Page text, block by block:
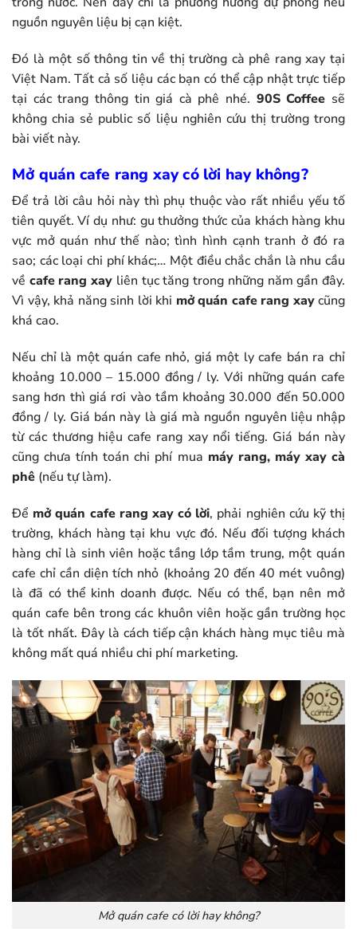
nguồn nguyên liệu bị cạn kiệt.
Đó là một số thông tin về thị trường cà phê rang xay tại
Việt Nam. Tất cả số liệu các bạn có thể cập nhật trực tiếp
tại các trang thông tin giá cà phê nhé. 90S Coffee sẽ
không chia sẻ public số liệu nghiên cứu thị trường trong
bài viết này.
Mở quán cafe rang xay có lời hay không?
Để trả lời câu hỏi này thì phụ thuộc vào rất nhiều yếu tố
tiên quyết. Ví dụ như: gu thưởng thức của khách hàng khu
vực mở quán như thế nào; tình hình cạnh tranh ở đó ra
sao; các loại chi phí khác;… Một điều chắc chắn là nhu cầu
về cafe rang xay liên tục tăng trong những năm gần đây.
Vì vậy, khả năng sinh lời khi mở quán cafe rang xaycũng
khá cao.
Nếu chỉ là một quán cafe nhỏ, giá một ly cafe bán ra chỉ
khoảng 10.000 – 15.000 đồng / ly. Với những quán cafe
sang hơn thì giá rơi vào tầm khoảng 30.000 đến 50.000
đồng / ly. Giá bán này là giá mà nguồn nguyên liệu nhập
từ các thương hiệu cafe rang xay nổi tiếng. Giá bán này
cũng chưa tính toán chi phí mua máy rang, máy xay cà
phê (nếu tự làm).
Để mở quán cafe rang xay có lời, phải nghiên cứu kỹ thị
trường, khách hàng tại khu vực đó. Nếu đối tượng khách
hàng chỉ là sinh viên hoặc tầng lớp tầm trung, một quán
cafe chỉ cần diện tích nhỏ (khoảng 20 đến 40 mét vuông)
là đã có thể kinh doanh được. Nếu có thể, bạn nên mở
quán cafe bên trong các khuôn viên hoặc gần trường học
là tốt nhất. Đây là cách tiếp cận khách hàng mục tiêu mà
không mất quá nhiều chi phí marketing.
Mở quán cafe có lời hay không?